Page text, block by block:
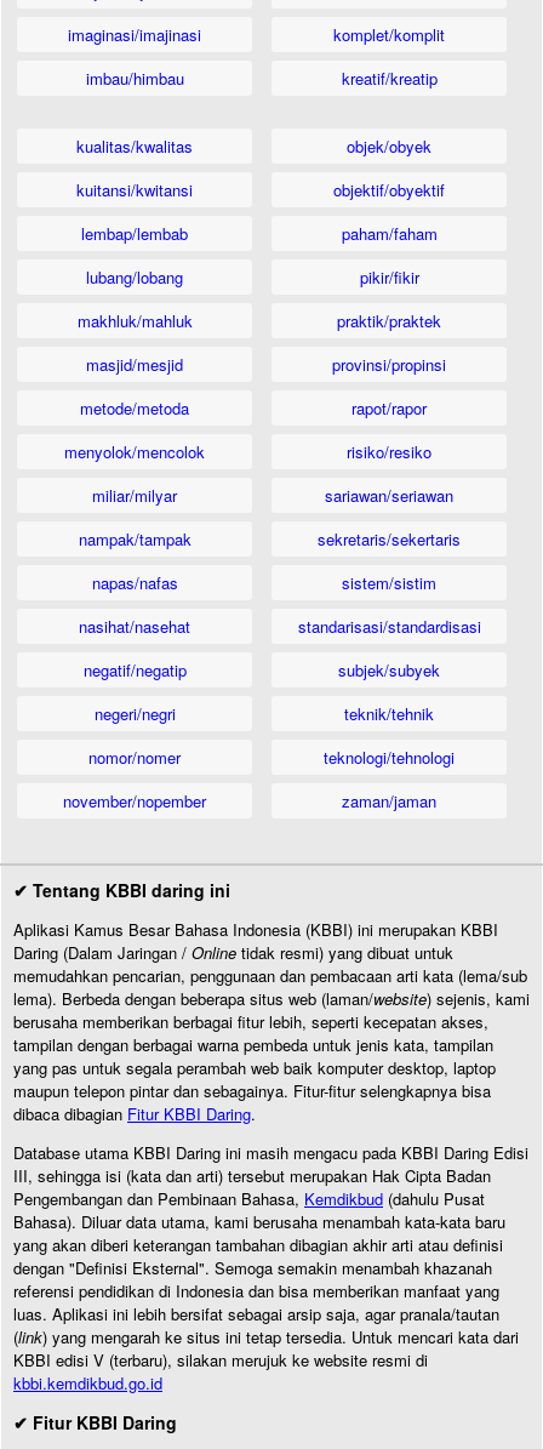
imaginasi/imajinasi
imbau/himbau
komplet/komplit
kreatif/kreatip
kualitas/kwalitas
kuitansi/kwitansi
lembap/lembab
lubang/lobang
makhluk/mahluk
masjid/mesjid
metode/metoda
menyolok/mencolok
miliar/milyar
nampak/tampak
napas/nafas
nasihat/nasehat
negatif/negatip
negeri/negri
nomor/nomer
november/nopember
objek/obyek
objektif/obyektif
paham/faham
pikir/fikir
praktik/praktek
provinsi/propinsi
rapot/rapor
risiko/resiko
sariawan/seriawan
sekretaris/sekertaris
sistem/sistim
standarisasi/standardisasi
subjek/subyek
teknik/tehnik
teknologi/tehnologi
zaman/jaman
✔ Tentang KBBI daring ini
Aplikasi Kamus Besar Bahasa Indonesia (KBBI) ini merupakan KBBI
Daring (Dalam Jaringan / Online tidak resmi) yang dibuat untuk
memudahkan pencarian, penggunaan dan pembacaan arti kata (lema/sub
lema). Berbeda dengan beberapa situs web (laman/website) sejenis, kami
berusaha memberikan berbagai fitur lebih, seperti kecepatan akses,
tampilan dengan berbagai warna pembeda untuk jenis kata, tampilan
yang pas untuk segala perambah web baik komputer desktop, laptop
maupun telepon pintar dan sebagainya. Fitur-fitur selengkapnya bisa
dibaca dibagian Fitur KBBI Daring.
Database utama KBBI Daring ini masih mengacu pada KBBI Daring Edisi
III, sehingga isi (kata dan arti) tersebut merupakan Hak Cipta Badan
Pengembangan dan Pembinaan Bahasa, Kemdikbud (dahulu Pusat
Bahasa). Diluar data utama, kami berusaha menambah kata-kata baru
yang akan diberi keterangan tambahan dibagian akhir arti atau definisi
dengan "Definisi Eksternal". Semoga semakin menambah khazanah
referensi pendidikan di Indonesia dan bisa memberikan manfaat yang
luas. Aplikasi ini lebih bersifat sebagai arsip saja, agar pranala/tautan
(link) yang mengarah ke situs ini tetap tersedia. Untuk mencari kata dari
KBBI edisi V (terbaru), silakan merujuk ke website resmi di
kbbi.kemdikbud.go.id
✔ Fitur KBBI Daring